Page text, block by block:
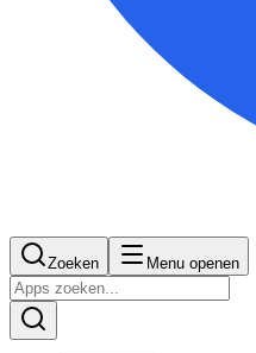
Zoeken Menu openen